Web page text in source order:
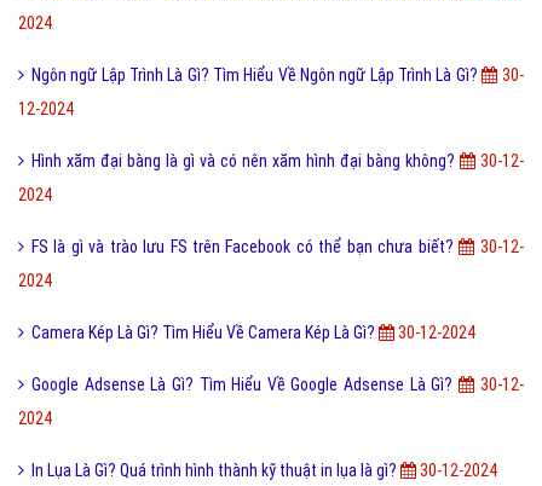
2024
Ngôn ngữ Lập Trình Là Gì? Tìm Hiểu Về Ngôn ngữ Lập Trình Là Gì?
30-
12-2024
Hình xăm đại bàng là gì và có nên xăm hình đại bàng không?
30-12-
2024
FS là gì và trào lưu FS trên Facebook có thể bạn chưa biết?
30-12-
2024
Camera Kép Là Gì? Tìm Hiểu Về Camera Kép Là Gì? 30-12-2024
Google Adsense Là Gì? Tìm Hiểu Về Google Adsense Là Gì?
30-12-
2024
In Lụa Là Gì? Quá trình hình thành kỹ thuật in lụa là gì? 30-12-2024